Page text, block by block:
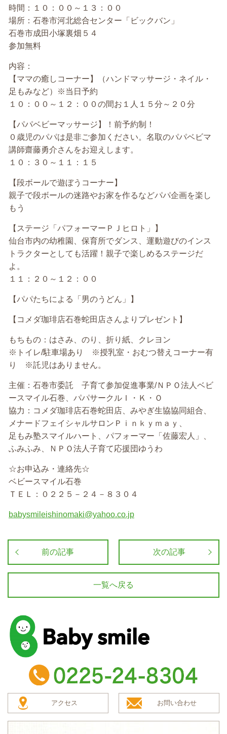
時間：１０：００～１３：００
場所：石巻市河北総合センター「ビックバン」
石巻市成田小塚裏畑５４
参加無料
内容：
【ママの癒しコーナー】（ハンドマッサージ・ネイル・
足もみなど）※当日予約
１０：００～１２：００の間お１人１５分～２０分
【パパベビーマッサージ】！前予約制！
０歳児のパパは是非ご参加ください。名取のパパベビマ
講師齋藤勇介さんをお迎えします。
１０：３０～１１：１５
【段ボールで遊ぼうコーナー】
親子で段ボールの迷路やお家を作るなどパパ企画を楽し
もう
【ステージ「パフォーマーＰＪヒロト」】
仙台市内の幼稚園、保育所でダンス、運動遊びのインス
トラクターとしても活躍！親子で楽しめるステージだ
よ。
１１：２０～１２：００
【パパたちによる「男のうどん」】
【コメダ珈琲店石巻蛇田店さんよりプレゼント】
もちもの：はさみ、のり、折り紙、クレヨン
※トイレ/駐車場あり ※授乳室・おむつ替えコーナー有
り ※託児はありません。
主催：石巻市委託 子育て参加促進事業/ＮＰＯ法人ベビ
ースマイル石巻、パパサークルＩ・Ｋ・Ｏ
協力：コメダ珈琲店石巻蛇田店、みやぎ生協協同組合、
メナードフェイシャルサロンＰｉｎｋｙｍａｙ、
足もみ塾スマイルハート、パフォーマー「佐藤宏人」、
ふみふみ、ＮＰＯ法人子育て応援団ゆうわ
☆お申込み・連絡先☆
ベビースマイル石巻
ＴＥＬ：０２２５－２４－８３０４
babysmileishinomaki@yahoo.co.jp
前の記事 次の記事
一覧へ戻る
baby smile
TEL：0225-24-8304
アクセス お問い合わせ